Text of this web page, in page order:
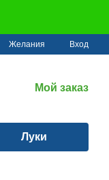
Желания Вход
Мой заказ
Луки